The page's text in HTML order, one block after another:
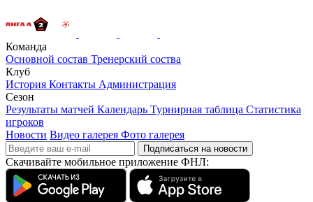
Команда
Основной состав Тренерский соства
Клуб
История Контакты Администрация
Сезон
Результаты матчей Календарь Турнирная таблица Статистика
игроков
Новости Видео галерея Фото галерея
Подписаться на новости
Скачивайте мобильное приложение ФНЛ: